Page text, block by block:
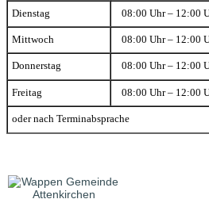
Dienstag 08:00 Uhr – 12:00
Mittwoch 08:00 Uhr – 12:00
Donnerstag 08:00 Uhr – 12:00
Freitag 08:00 Uhr – 12:00
oder nach Terminabsprache